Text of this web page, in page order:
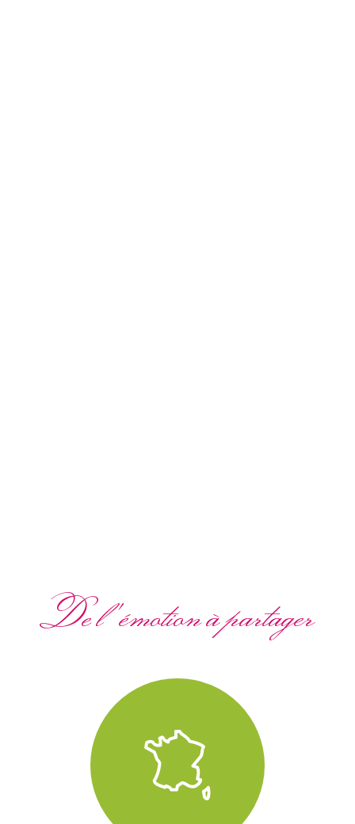
De l'émotion à partager